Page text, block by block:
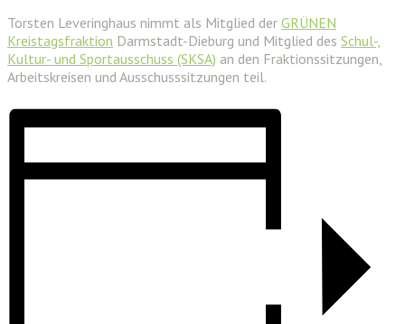
Torsten Leveringhaus nimmt als Mitglied der GRÜNEN
Kreistagsfraktion Darmstadt-Dieburg und Mitglied des Schul-,
Kultur- und Sportausschuss (SKSA) an den Fraktionssitzungen,
Arbeitskreisen und Ausschusssitzungen teil.